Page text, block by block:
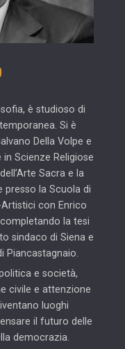
è studioso di
Si è
Della Volpe e
Scienze Religiose
Sacra e la
presso la Scuola di
con Enrico
la tesi
sindaco di Siena e
Piancastagnaio.
e società,
civile e attenzione
luoghi
il futuro delle
democrazia.